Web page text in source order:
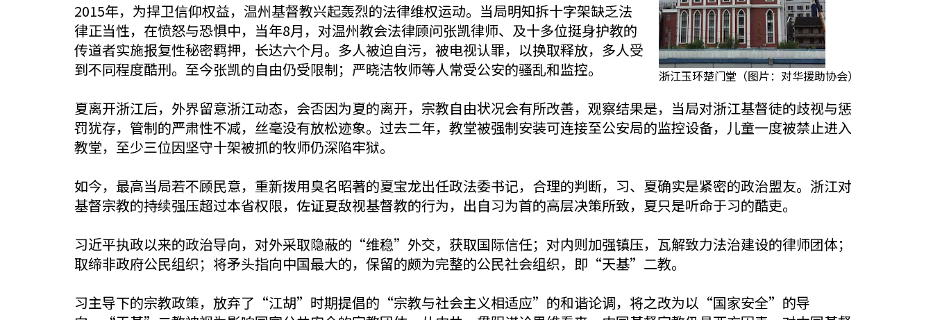
浙江玉环楚门堂（图片：对华援助协会）
2015年，为捍卫信仰权益，温州基督教兴起轰烈的法律维权运动。当局明知拆十字架缺乏法
律正当性，在愤怒与恐惧中，当年8月，对温州教会法律顾问张凯律师、及十多位挺身护教的
传道者实施报复性秘密羁押，长达六个月。多人被迫自污，被电视认罪，以换取释放，多人受
到不同程度酷刑。至今张凯的自由仍受限制；严晓洁牧师等人常受公安的骚乱和监控。
夏离开浙江后，外界留意浙江动态，会否因为夏的离开，宗教自由状况会有所改善，观察结果是，当局对浙江基督徒的歧视与惩
罚犹存，管制的严肃性不减，丝毫没有放松迹象。过去二年，教堂被强制安装可连接至公安局的监控设备，儿童一度被禁止进入
教堂，至少三位因坚守十架被抓的牧师仍深陷牢狱。
如今，最高当局若不顾民意，重新拨用臭名昭著的夏宝龙出任政法委书记，合理的判断，习、夏确实是紧密的政治盟友。浙江对
基督宗教的持续强压超过本省权限，佐证夏敌视基督教的行为，出自习为首的高层决策所致，夏只是听命于习的酷吏。
习近平执政以来的政治导向，对外采取隐蔽的“维稳”外交，获取国际信任；对内则加强镇压，瓦解致力法治建设的律师团体；
取缔非政府公民组织；将矛头指向中国最大的，保留的颇为完整的公民社会组织，即“天基”二教。
习主导下的宗教政策，放弃了“江胡”时期提倡的“宗教与社会主义相适应”的和谐论调，将之改为以“国家安全”的导